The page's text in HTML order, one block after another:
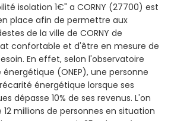
isolation 1€" a CORNY (27700) est
place afin de permettre aux
de la ville de CORNY de
confortable et d'être en mesure de
En effet, selon l'observatoire
(ONEP), une personne
énergétique lorsque ses
dépasse 10% de ses revenus. L'on
millions de personnes en situation